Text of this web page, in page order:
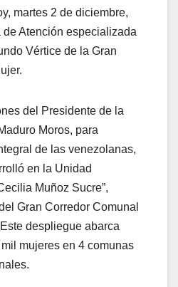
martes 2 de diciembre,
Atención especializada
Vértice de la Gran
del Presidente de la
Moros, para
de las venezolanas,
en la Unidad
Muñoz Sucre”,
Gran Corredor Comunal
despliegue abarca
mujeres en 4 comunas